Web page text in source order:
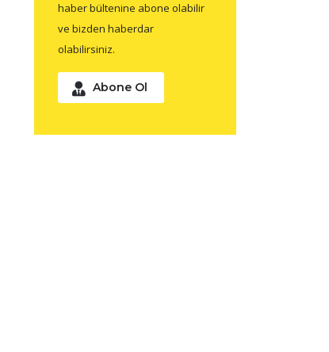
haber bültenine abone olabilir
ve bizden haberdar
olabilirsiniz.
Abone Ol